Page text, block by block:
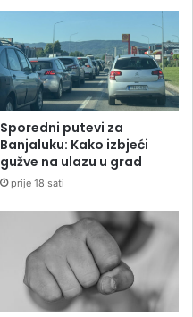
Sporedni putevi za
Banjaluku: Kako izbjeći
gužve na ulazu u grad
prije 18 sati